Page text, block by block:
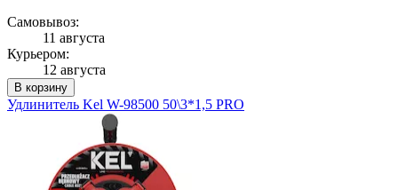
Самовывоз:
11 августа
Курьером:
12 августа
В корзину
Удлинитель Kel W-98500 50\3*1,5 PRO